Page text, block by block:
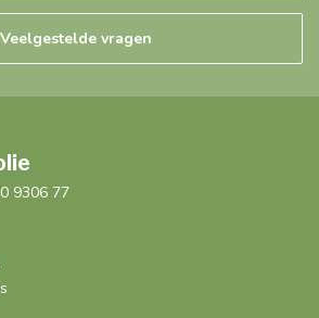
Veelgestelde vragen
9306 77